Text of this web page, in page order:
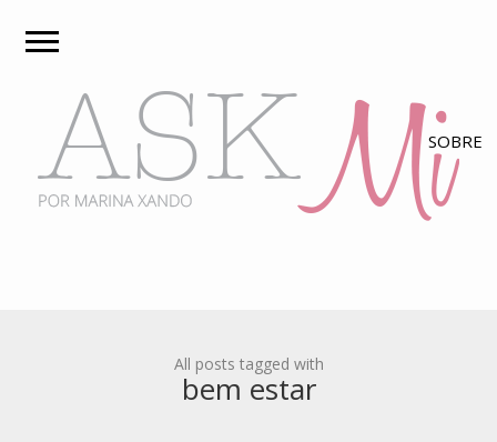
All posts tagged with
bem estar